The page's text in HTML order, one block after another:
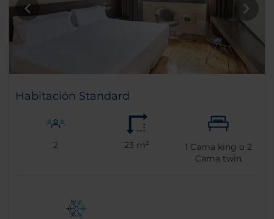
Habitación Standard
2 23 m² 1 Cama king o 2
Cama twin